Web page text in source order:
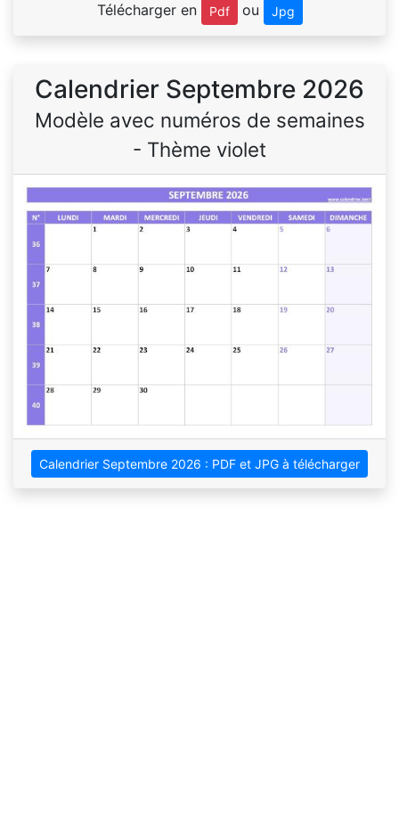
Télécharger en Pdf ou Jpg
Calendrier Septembre 2026
Modèle avec numéros de semaines
- Thème violet
Calendrier Septembre 2026 : PDF et JPG à télécharger